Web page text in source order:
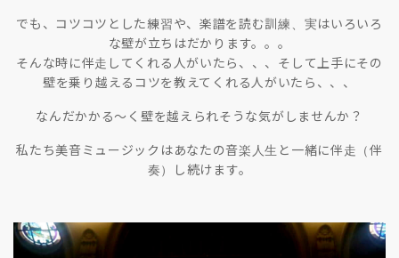
でも、コツコツとした練習や、楽譜を読む訓練、実はいろいろ
な壁が立ちはだかります。。。
そんな時に伴走してくれる人がいたら、、、そして上手にその
壁を乗り越えるコツを教えてくれる人がいたら、、、
なんだかかる〜く壁を越えられそうな気がしませんか？
私たち美音ミュージックはあなたの音楽人生と一緒に伴走（伴
奏）し続けます。